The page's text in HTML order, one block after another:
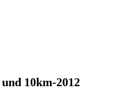
10km-2012